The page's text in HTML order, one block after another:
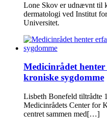
Lone Skov er udnævnt til
dermatologi ved Institut
Universitet.
Medicinrådet
kroniske sygdomme
Lisbeth Bonefeld tiltrådte
Medicinrådets Center for
centret sammen med[…]